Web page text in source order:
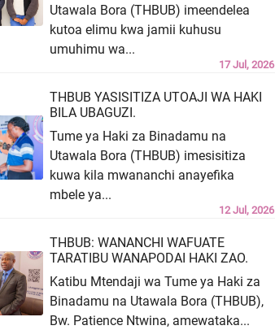
Utawala Bora (THBUB) imeendelea
kutoa elimu kwa jamii kuhusu
umuhimu wa...
17 Jul, 2026
THBUB YASISITIZA UTOAJI WA HAKI
BILA UBAGUZI.
Tume ya Haki za Binadamu na
Utawala Bora (THBUB) imesisitiza
kuwa kila mwananchi anayefika
mbele ya...
12 Jul, 2026
THBUB: WANANCHI WAFUATE
TARATIBU WANAPODAI HAKI ZAO.
Katibu Mtendaji wa Tume ya Haki za
Binadamu na Utawala Bora (THBUB),
Bw. Patience Ntwina, amewataka...